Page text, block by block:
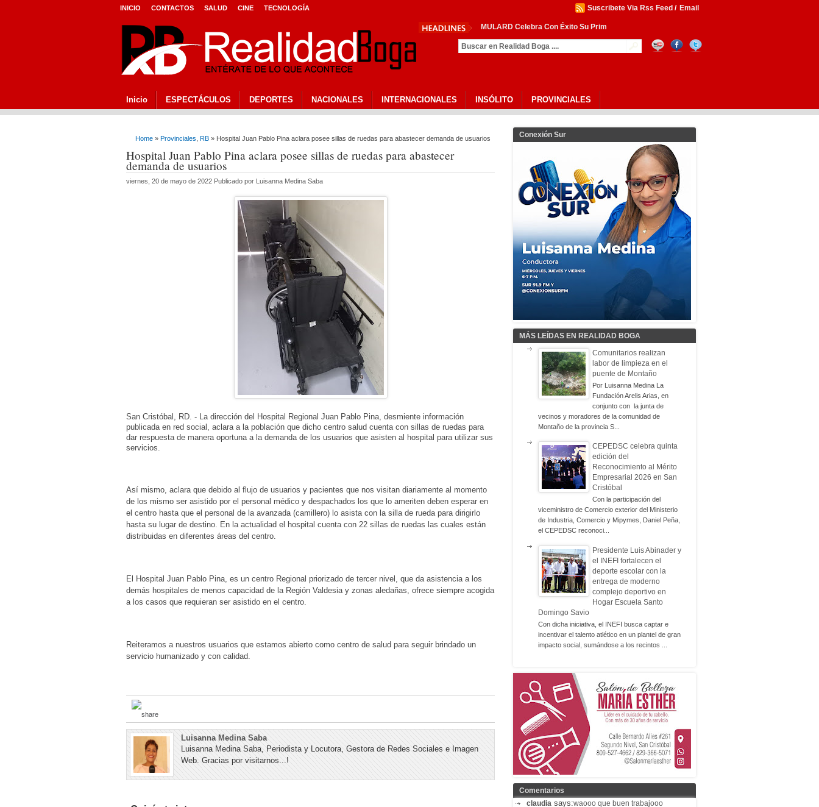
INICIO CONTACTOS SALUD CINE TECNOLOGÍA Suscribete Via Rss Feed / Email
MULARD Celebra Con Éxito Su Primer Foro Nacional Par
Inicio ESPECTÁCULOS DEPORTES NACIONALES INTERNACIONALES INSÓLITO PROVINCIALES
Home » Provinciales RB » Hospital Juan Pablo Pina aclara posee sillas de ruedas para abastecer demanda de usuarios
Hospital Juan Pablo Pina aclara posee sillas de ruedas para abastecer
demanda de usuarios
viernes, 20 de mayo de 2022 Publicado por Luisanna Medina Saba
San Cristóbal, RD. - La dirección del Hospital Regional Juan Pablo Pina, desmiente información
publicada en red social, aclara a la población que dicho centro salud cuenta con sillas de ruedas para
dar respuesta de manera oportuna a la demanda de los usuarios que asisten al hospital para utilizar sus
servicios.
Así mismo, aclara que debido al flujo de usuarios y pacientes que nos visitan diariamente al momento
de los mismo ser asistido por el personal médico y despachados los que lo ameriten deben esperar en
el centro hasta que el personal de la avanzada (camillero) lo asista con la silla de rueda para dirigirlo
hasta su lugar de destino. En la actualidad el hospital cuenta con 22 sillas de ruedas las cuales están
distribuidas en diferentes áreas del centro.
El Hospital Juan Pablo Pina, es un centro Regional priorizado de tercer nivel, que da asistencia a los
demás hospitales de menos capacidad de la Región Valdesia y zonas aledañas, ofrece siempre acogida
a los casos que requieran ser asistido en el centro.
Reiteramos a nuestros usuarios que estamos abierto como centro de salud para seguir brindado un
servicio humanizado y con calidad.
Luisanna Medina Saba
Luisanna Medina Saba, Periodista y Locutora, Gestora de Redes Sociales e Imagen
Web. Gracias por visitarnos...!
Conexión Sur
MÁS LEÍDAS EN REALIDAD BOGA
Comunitarios realizan
labor de limpieza en el
puente de Montaño
Por Luisanna Medina La
Fundación Arelis Arias, en
conjunto con la junta de
vecinos y moradores de la comunidad de
Montaño de la provincia S...
CEPEDSC celebra quinta
edición del
Reconocimiento al Mérito
Empresarial 2026 en San
Cristóbal
Con la participación del
viceministro de Comercio exterior del Ministerio
de Industria, Comercio y Mipymes, Daniel Peña,
el CEPEDSC reconoci...
Presidente Luis Abinader y
el INEFI fortalecen el
deporte escolar con la
entrega de moderno
complejo deportivo en
Hogar Escuela Santo
Domingo Savio
Con dicha iniciativa, el INEFI busca captar e
incentivar el talento atlético en un plantel de gran
impacto social, sumándose a los recintos ...
Comentarios
claudia says:waooo que buen trabajooo